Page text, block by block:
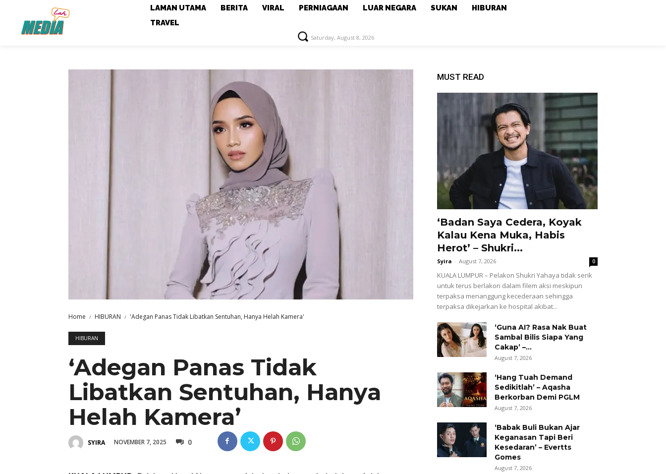
LAMAN UTAMA BERITA VIRAL PERNIAGAAN LUAR NEGARA SUKAN
HIBURAN
TRAVEL
Saturday, August 8, 2026
Home HIBURAN 'Adegan Panas Tidak Libatkan Sentuhan, Hanya Helah Kamera'
HIBURAN
‘Adegan Panas Tidak
Libatkan Sentuhan, Hanya
Helah Kamera’
SYIRA NOVEMBER 7, 2025 0
MUST READ
‘Badan Saya Cedera, Koyak
Kalau Kena Muka, Habis
Herot’ – Shukri...
Syira - August 7, 2026 0
KUALA LUMPUR – Pelakon Shukri Yahaya tidak serik
untuk terus berlakon dalam filem aksi meskipun
terpaksa menanggung kecederaan sehingga
terpaksa dikejarkan ke hospital akibat...
‘Guna AI? Rasa Nak Buat
Sambal Bilis Siapa Yang
Cakap’ –...
August 7, 2026
‘Hang Tuah Demand
Sedikitlah’ – Aqasha
Berkorban Demi PGLM
August 7, 2026
‘Babak Buli Bukan Ajar
Keganasan Tapi Beri
Kesedaran’ – Evertts
Gomes
August 7, 2026